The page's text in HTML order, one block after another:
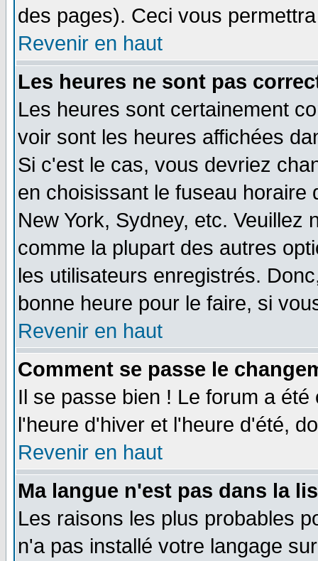
des pages). Ceci vous
Revenir en haut
Les heures ne sont pas
Les heures sont certainement
voir sont les heures affichées
Si c'est le cas, vous devriez
en choisissant le fuseau
New York, Sydney, etc. Veuillez
comme la plupart des autres
les utilisateurs enregistrés.
bonne heure pour le faire, si
Revenir en haut
Comment se passe le
Il se passe bien ! Le forum a
l'heure d'hiver et l'heure d'été,
Revenir en haut
Ma langue n'est pas dans la
Les raisons les plus probables
n'a pas installé votre langage